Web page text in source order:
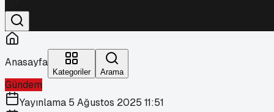
Anasayfa
Kategoriler Arama
Gündem
Yayınlama 5 Ağustos 2025 11:51